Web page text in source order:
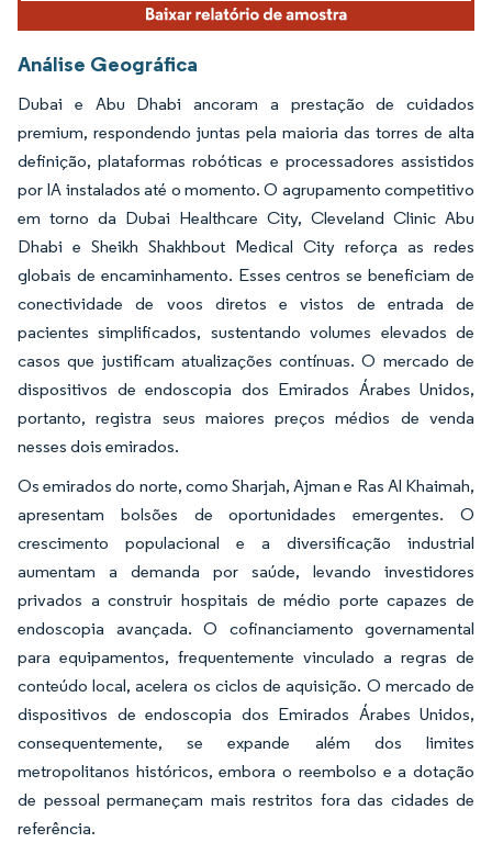
Análise Geográfica
Dubai e Abu Dhabi ancoram a prestação de cuidados
premium, respondendo juntas pela maioria das torres de alta
definição, plataformas robóticas e processadores assistidos
por IA instalados até o momento. O agrupamento competitivo
em torno da Dubai Healthcare City, Cleveland Clinic Abu
Dhabi e Sheikh Shakhbout Medical City reforça as redes
globais de encaminhamento. Esses centros se beneficiam de
conectividade de voos diretos e vistos de entrada de
pacientes simplificados, sustentando volumes elevados de
casos que justificam atualizações contínuas. O mercado de
dispositivos de endoscopia dos Emirados Árabes Unidos,
portanto, registra seus maiores preços médios de venda
nesses dois emirados.
Os emirados do norte, como Sharjah, Ajman e Ras Al Khaimah,
apresentam bolsões de oportunidades emergentes. O
crescimento populacional e a diversificação industrial
aumentam a demanda por saúde, levando investidores
privados a construir hospitais de médio porte capazes de
endoscopia avançada. O cofinanciamento governamental
para equipamentos, frequentemente vinculado a regras de
conteúdo local, acelera os ciclos de aquisição. O mercado de
dispositivos de endoscopia dos Emirados Árabes Unidos,
consequentemente, se expande além dos limites
metropolitanos históricos, embora o reembolso e a dotação
de pessoal permaneçam mais restritos fora das cidades de
referência.